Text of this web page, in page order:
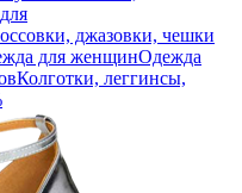
джазовки, чешки
для женщинОдежда
Колготки, леггинсы,